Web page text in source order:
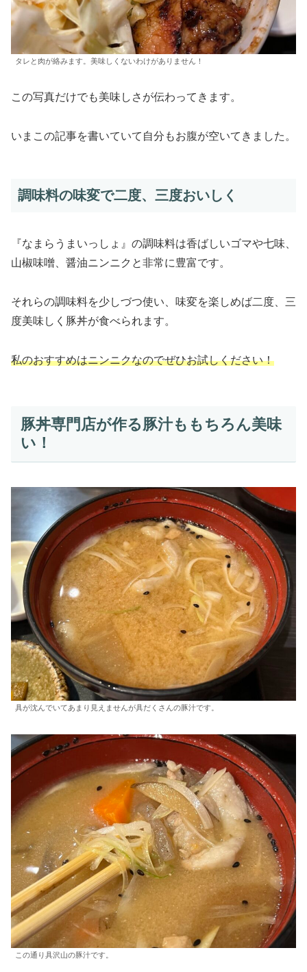
タレと肉が絡みます。美味しくないわけがありません！
この写真だけでも美味しさが伝わってきます。
いまこの記事を書いていて自分もお腹が空いてきました。
調味料の味変で二度、三度おいしく
『なまらうまいっしょ』の調味料は香ばしいゴマや七味、
山椒味噌、醤油ニンニクと非常に豊富です。
それらの調味料を少しづつ使い、味変を楽しめば二度、三
度美味しく豚丼が食べられます。
私のおすすめはニンニクなのでぜひお試しください！
豚丼専門店が作る豚汁ももちろん美味
い！
具が沈んでいてあまり見えませんが具だくさんの豚汁です。
この通り具沢山の豚汁です。